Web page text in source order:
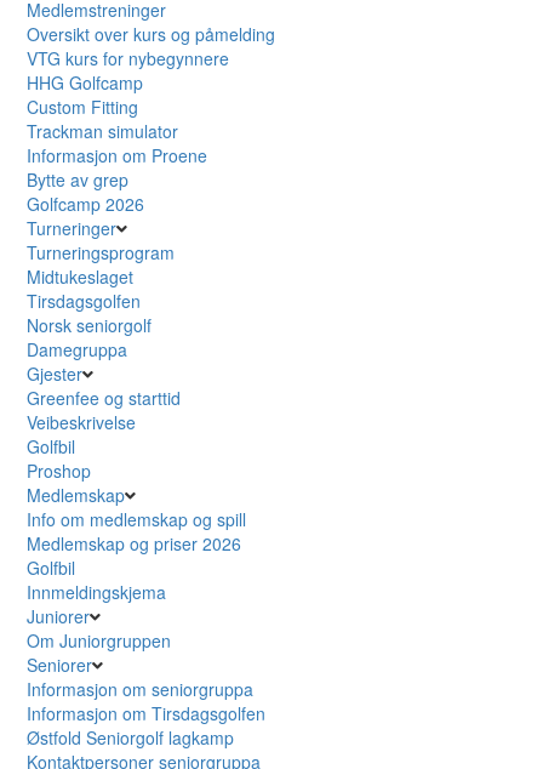
Medlemstreninger
Oversikt over kurs og påmelding
VTG kurs for nybegynnere
HHG Golfcamp
Custom Fitting
Trackman simulator
Informasjon om Proene
Bytte av grep
Golfcamp 2026
Turneringer
Turneringsprogram
Midtukeslaget
Tirsdagsgolfen
Norsk seniorgolf
Damegruppa
Gjester
Greenfee og starttid
Veibeskrivelse
Golfbil
Proshop
Medlemskap
Info om medlemskap og spill
Medlemskap og priser 2026
Golfbil
Innmeldingskjema
Juniorer
Om Juniorgruppen
Seniorer
Informasjon om seniorgruppa
Informasjon om Tirsdagsgolfen
Østfold Seniorgolf lagkamp
Kontaktpersoner seniorgruppa